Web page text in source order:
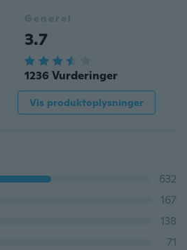
Generel
3.7
1236 Vurderinger
Vis produktoplysninger
632
167
138
71